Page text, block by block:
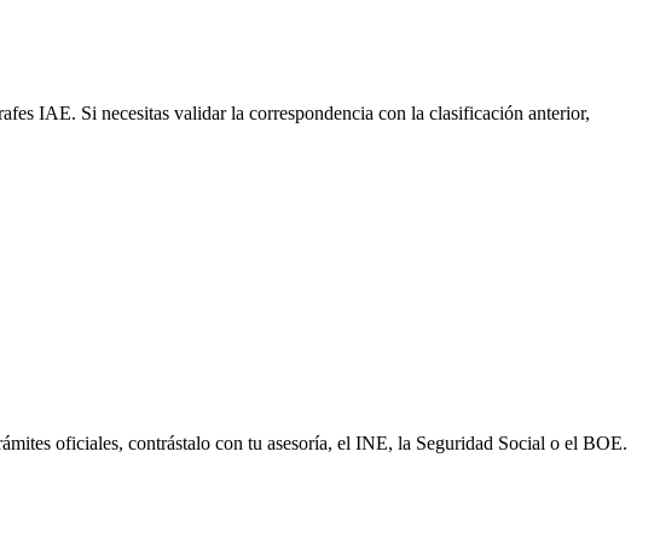
IAE. Si necesitas validar la correspondencia con la clasificación anterior,
oficiales, contrástalo con tu asesoría, el INE, la Seguridad Social o el BOE.